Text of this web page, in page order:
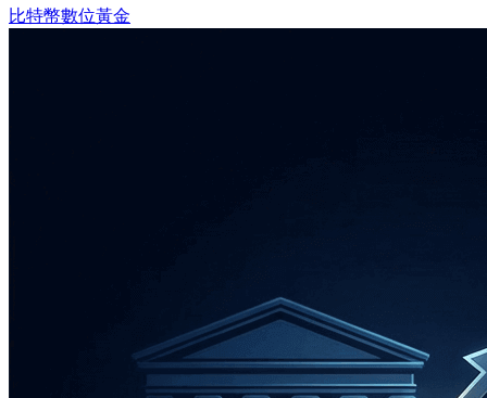
比特幣數位黃金